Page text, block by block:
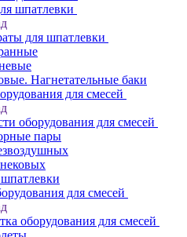
шпатлевки
для шпатлевки
Нагнетательные баки
для смесей
оборудования для смесей
пары
для смесей
оборудования для смесей